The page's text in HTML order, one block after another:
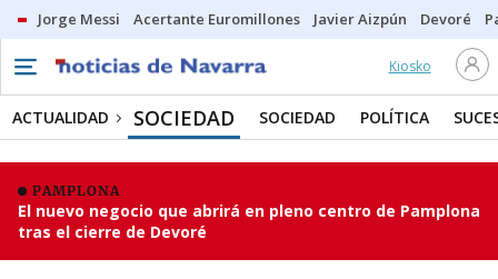
Jorge Messi Acertante Euromillones Javier Aizpún Devoré
Kiosko
ACTUALIDAD SOCIEDAD SOCIEDAD POLÍTICA
PAMPLONA
El nuevo negocio que abrirá en pleno centro de Pamplona
tras el cierre de Devoré